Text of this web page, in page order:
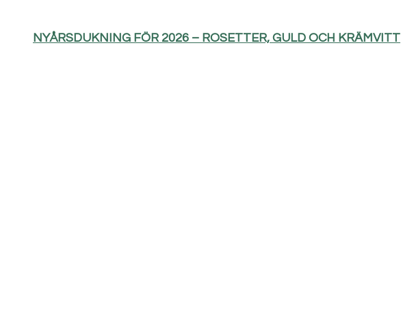
NYÅRSDUKNING FÖR 2026 – ROSETTER, GULD OCH KRÄMVITT